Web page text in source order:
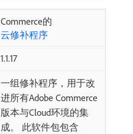
Commerce的
云修补程序
1.1.17
一组修补程序，用于改
进所有Adobe Commerce
版本与Cloud环境的集
成。 此软件包包含